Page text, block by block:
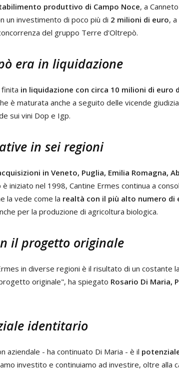
produttivo di Campo Noce, a
un investimento di poco più di 2 milioni di euro,
del gruppo Terre d'Oltrepò.
era in liquidazione
finita in liquidazione con circa 10 milioni di euro
è maturata anche a seguito delle vicende
sui vini Dop e Igp.
in sei regioni
in Veneto, Puglia, Emilia Romagna,
iniziato nel 1998, Cantine Ermes continua a
la vede come la realtà con il più alto numero
per la produzione di agricoltura biologica.
il progetto originale
in diverse regioni è il risultato di un costante
originale", ha spiegato Rosario Di Maria,
identitario
aziendale - ha continuato Di Maria - è il
investito e continuiamo ad investire, oltre alla